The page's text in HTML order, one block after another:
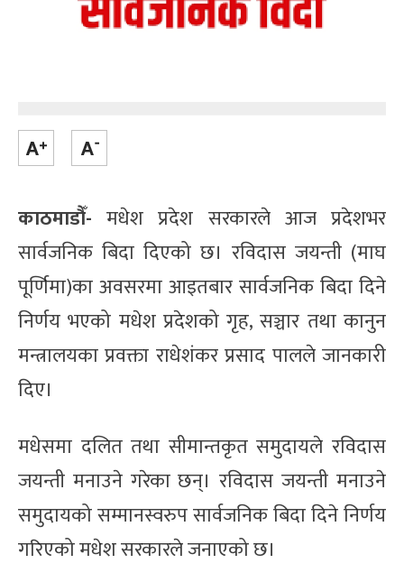
काठमाडौँ- मधेश प्रदेश सरकारले आज प्रदेशभर
सार्वजनिक बिदा दिएको छ। रविदास जयन्ती (माघ
पूर्णिमा)का अवसरमा आइतबार सार्वजनिक बिदा दिने
निर्णय भएको मधेश प्रदेशको गृह, सञ्चार तथा कानुन
मन्त्रालयका प्रवक्ता राधेशंकर प्रसाद पालले जानकारी
दिए।
मधेसमा दलित तथा सीमान्तकृत समुदायले रविदास
जयन्ती मनाउने गरेका छन्। रविदास जयन्ती मनाउने
समुदायको सम्मानस्वरुप सार्वजनिक बिदा दिने निर्णय
गरिएको मधेश सरकारले जनाएको छ।